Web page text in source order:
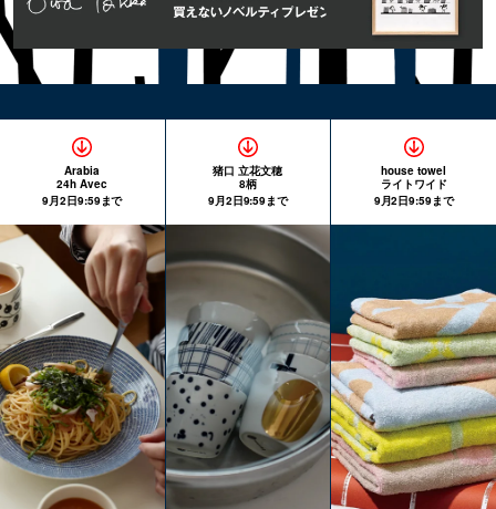
Arabia
24h Avec
9月2日9:59まで
猪口 立花文穂
8柄
9月2日9:59まで
house towel
ライトワイド
9月2日9:59まで